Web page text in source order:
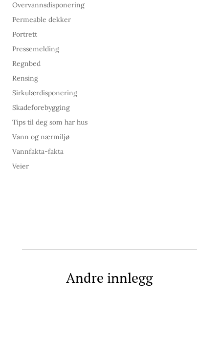
Overvannsdisponering
Permeable dekker
Portrett
Pressemelding
Regnbed
Rensing
Sirkulærdisponering
Skadeforebygging
Tips til deg som har hus
Vann og nærmiljø
Vannfakta-fakta
Veier
Andre innlegg